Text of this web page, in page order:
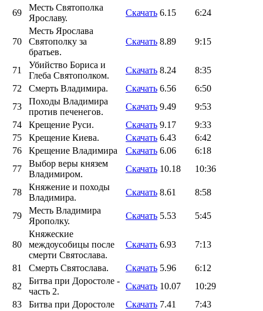
69
Месть Святополка
Ярославу.
Скачать 6.15 6:24
70
Месть Ярослава
Святополку за
братьев.
Скачать 8.89 9:15
71
Убийство Бориса и
Глеба Святополком.
Скачать 8.24
8:35
72
Смерть Владимира. Скачать 6.56
6:50
73
Походы Владимира
против печенегов.
Скачать 9.49
9:53
74
Крещение Руси. Скачать 9.17
9:33
75
Крещение Киева. Скачать 6.43
6:42
76
Крещение Владимира Скачать 6.06
6:18
77
Выбор веры князем
Владимиром.
Скачать 10.18 10:36
78
Княжение и походы
Владимира.
Скачать 8.61 8:58
79
Месть Владимира
Ярополку.
Скачать 5.53 5:45
80
Княжеские
междоусобицы после
смерти Святослава.
Скачать 6.93 7:13
81 Смерть Святослава. Скачать 5.96
6:12
82
Битва при Доростоле -
часть 2.
Скачать 10.07
10:29
83
Битва при Доростоле Скачать 7.41
7:43